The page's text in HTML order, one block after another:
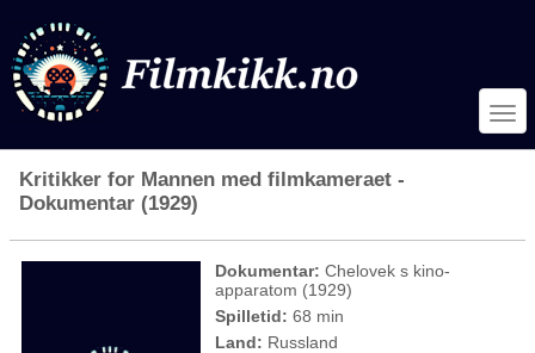
Kritikker for Mannen med filmkameraet -
Dokumentar (1929)
Dokumentar: Chelovek s kino-
apparatom (1929)
Spilletid: 68 min
Land: Russland